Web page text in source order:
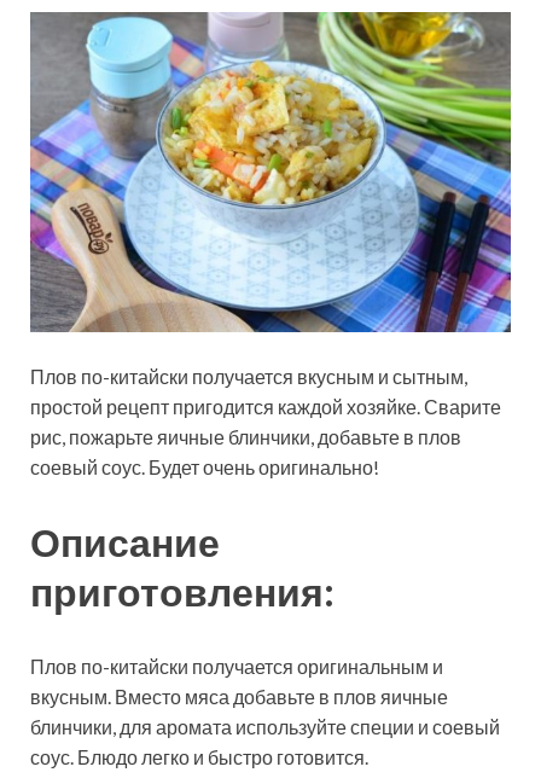
Плов по-китайски получается вкусным и сытным,
простой рецепт пригодится каждой хозяйке. Сварите
рис, пожарьте яичные блинчики, добавьте в плов
соевый соус. Будет очень оригинально!
Описание
приготовления:
Плов по-китайски получается оригинальным и
вкусным. Вместо мяса добавьте в плов яичные
блинчики, для аромата используйте специи и соевый
соус. Блюдо легко и быстро готовится.